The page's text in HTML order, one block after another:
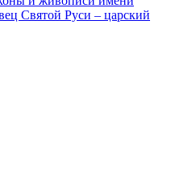
Святой Руси – царский